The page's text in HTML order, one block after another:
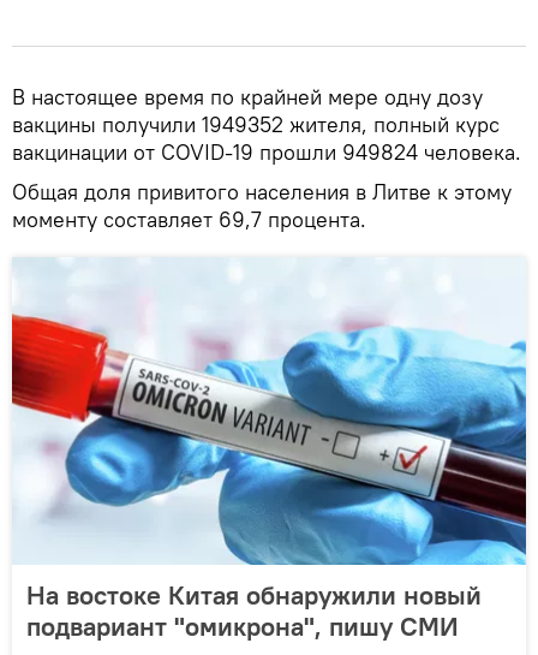
В настоящее время по крайней мере одну дозу
вакцины получили 1949352 жителя, полный курс
вакцинации от COVID-19 прошли 949824 человека.
Общая доля привитого населения в Литве к этому
моменту составляет 69,7 процента.
На востоке Китая обнаружили новый
подвариант "омикрона", пишу СМИ